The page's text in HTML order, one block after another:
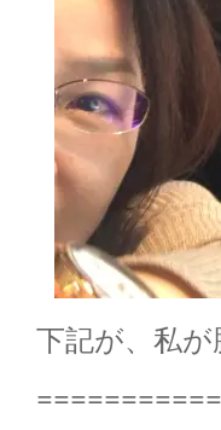
下記が、私